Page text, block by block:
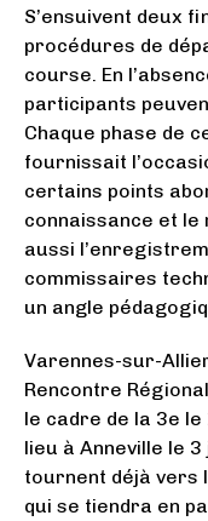
S’ensuivent deux
procédures de
course. En
participants
Chaque phase de
fournissait
certains points
connaissance et
aussi
commissaires
un angle
Varennes-sur-
Rencontre
le cadre de la 3e
lieu à Anneville le
tournent déjà vers
qui se tiendra en